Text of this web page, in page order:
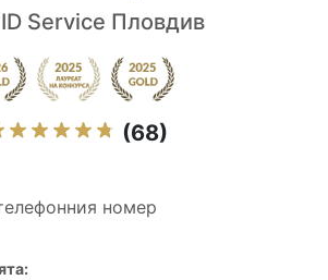
Service Пловдив
(68)
номер